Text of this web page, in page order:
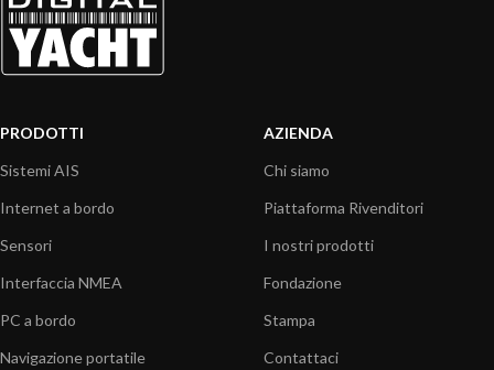
PRODOTTI
Sistemi AIS
Internet a bordo
Sensori
Interfaccia NMEA
PC a bordo
Navigazione portatile
AZIENDA
Chi siamo
Piattaforma Rivenditori
I nostri prodotti
Fondazione
Stampa
Contattaci